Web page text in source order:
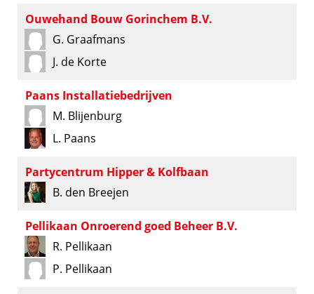
Ouwehand Bouw Gorinchem B.V.
G. Graafmans
J. de Korte
Paans Installatiebedrijven
M. Blijenburg
L. Paans
Partycentrum Hipper & Kolfbaan
B. den Breejen
Pellikaan Onroerend goed Beheer B.V.
R. Pellikaan
P. Pellikaan